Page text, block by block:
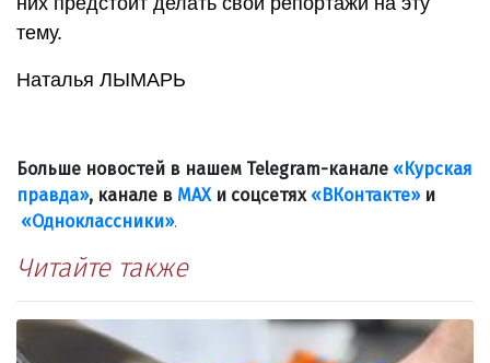
тему.
Наталья ЛЫМАРЬ
Больше новостей в нашем Telegram-канале «Курская
правда», канале в МАХи соцсетях «ВКонтакте»и
«Одноклассники».
Читайте также